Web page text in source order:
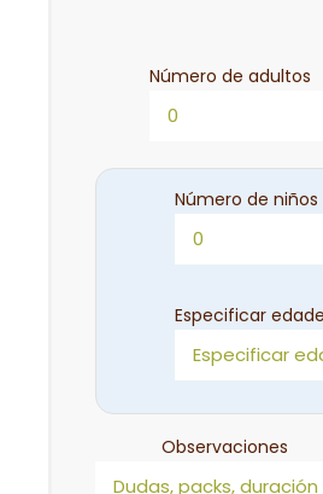
Número de adultos
Número de niños
Especificar
Observaciones